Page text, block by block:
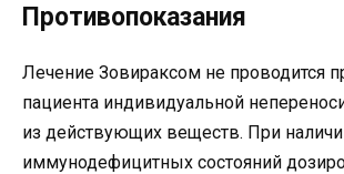
Противопоказания
Лечение Зовираксом не проводится
пациента индивидуальной
из действующих веществ. При
иммунодефицитных состояний